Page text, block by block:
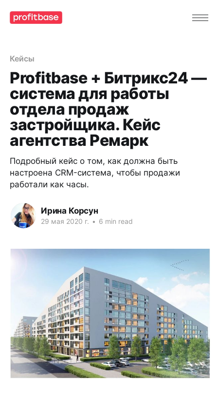
Кейсы
Profitbase + Битрикс24 —
система для работы
отдела продаж
застройщика. Кейс
агентства Ремарк
Подробный кейс о том, как должна быть
настроена CRM-система, чтобы продажи
работали как часы.
Ирина Корсун
29 мая 2020 г. • 6 min read